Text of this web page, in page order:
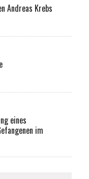
Andreas Krebs
eines
im